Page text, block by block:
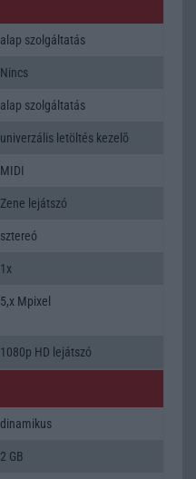
alap szolgáltatás
Nincs
alap szolgáltatás
univerzális letöltés kezelõ
MIDI
Zene lejátszó
sztereó
1x
5,x Mpixel
1080p HD lejátszó
dinamikus
2 GB